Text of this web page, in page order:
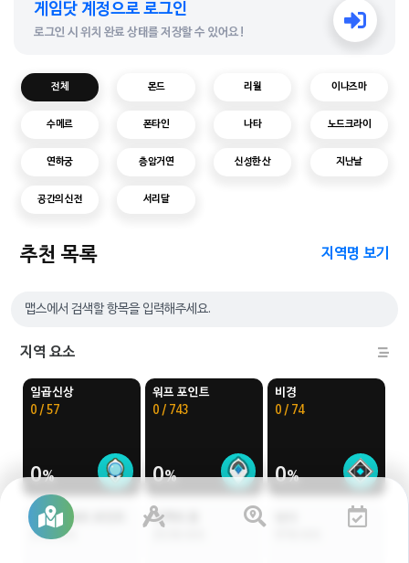
다중 선택
게임닷 계정으로 로그인
로그인 시 위치 완료 상태를 저장할 수 있어요!
전체 몬드 리월 이나즈마
수메르 폰타인 나타 노드크라이
연하궁 층암거연 신성한 산 지난날
공간의 신전 서리달
추천 목록 지역명 보기
지역 요소
일곱신상
0 / 57
0
워프 포인트
0 / 743
0
비경
0 / 74
0
파도 배 워프 포인트
37개 위치
지맥의 꽃